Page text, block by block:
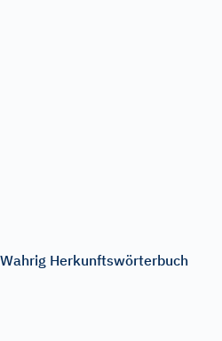
Herkunftswörterbuch